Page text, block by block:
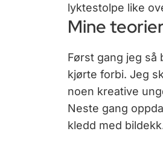
lyktestolpe like
Mine
Først gang jeg så
kjørte forbi. Jeg
noen kreative
Neste gang
kledd med